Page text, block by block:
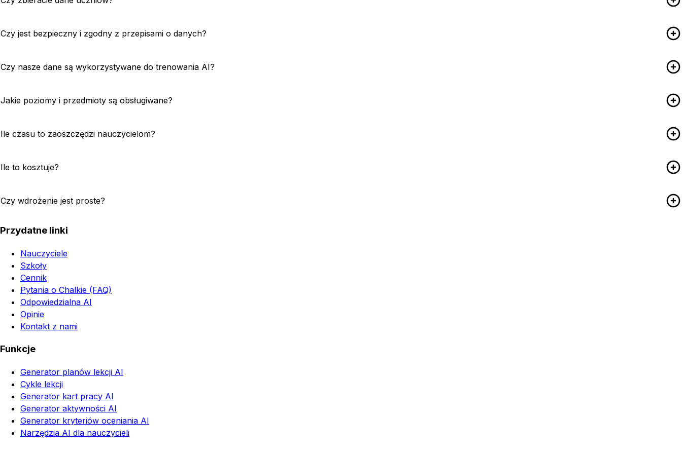
Czy jest bezpieczny i zgodny z przepisami o danych?
Czy nasze dane są wykorzystywane do trenowania AI?
Jakie poziomy i przedmioty są obsługiwane?
Ile czasu to zaoszczędzi nauczycielom?
Ile to kosztuje?
Czy wdrożenie jest proste?
Przydatne linki
Nauczyciele
Szkoły
Cennik
Pytania o Chalkie (FAQ)
Odpowiedzialna AI
Opinie
Kontakt z nami
Funkcje
Generator planów lekcji AI
Cykle lekcji
Generator kart pracy AI
Generator aktywności AI
Generator kryteriów oceniania AI
Narzędzia AI dla nauczycieli